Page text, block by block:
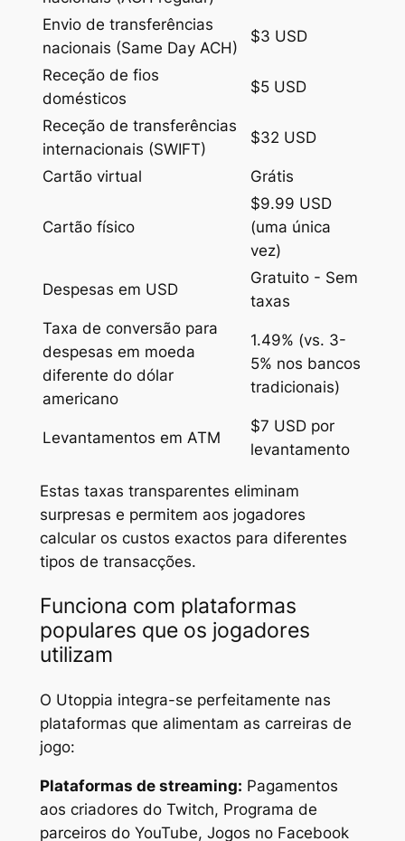
Envio de transferências
nacionais (Same Day ACH)
$3 USD
Receção de fios
domésticos
$5 USD
Receção de transferências
internacionais (SWIFT)
$32 USD
Cartão virtual Grátis
Cartão físico
$9.99 USD
(uma única
vez)
Despesas em USD
Gratuito - Sem
taxas
Taxa de conversão para
despesas em moeda
diferente do dólar
americano
1.49% (vs. 3-
5% nos bancos
tradicionais)
Levantamentos em ATM
$7 USD por
levantamento
Estas taxas transparentes eliminam
surpresas e permitem aos jogadores
calcular os custos exactos para diferentes
tipos de transacções.
Funciona com plataformas
populares que os jogadores
utilizam
O Utoppia integra-se perfeitamente nas
plataformas que alimentam as carreiras de
jogo:
Plataformas de streaming: Pagamentos
aos criadores do Twitch, Programa de
parceiros do YouTube, Jogos no Facebook